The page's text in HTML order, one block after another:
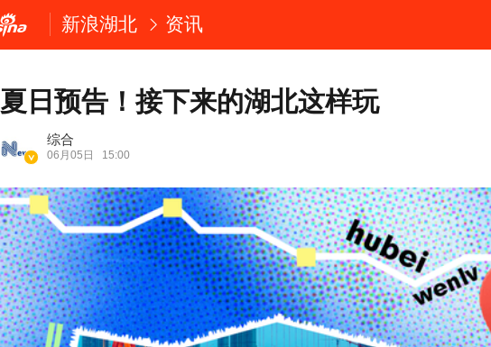
新浪湖北 资讯
夏日预告！接下来的湖北这样玩
综合
06月05日 15:00